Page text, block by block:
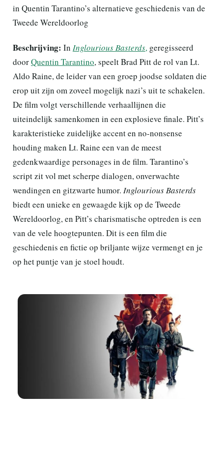
in Quentin Tarantino’s alternatieve geschiedenis van de
Tweede Wereldoorlog
Beschrijving: In Inglourious Basterds, geregisseerd
doorQuentin Tarantino, speelt Brad Pitt de rol van Lt.
Aldo Raine, de leider van een groep joodse soldaten die
erop uit zijn om zoveel mogelijk nazi’s uit te schakelen.
De film volgt verschillende verhaallijnen die
uiteindelijk samenkomen in een explosieve finale. Pitt’s
karakteristieke zuidelijke accent en no-nonsense
houding maken Lt. Raine een van de meest
gedenkwaardige personages in de film. Tarantino’s
script zit vol met scherpe dialogen, onverwachte
wendingen en gitzwarte humor. Inglourious Basterds
biedt een unieke en gewaagde kijk op de Tweede
Wereldoorlog, en Pitt’s charismatische optreden is een
van de vele hoogtepunten. Dit is een film die
geschiedenis en fictie op briljante wijze vermengt en je
op het puntje van je stoel houdt.